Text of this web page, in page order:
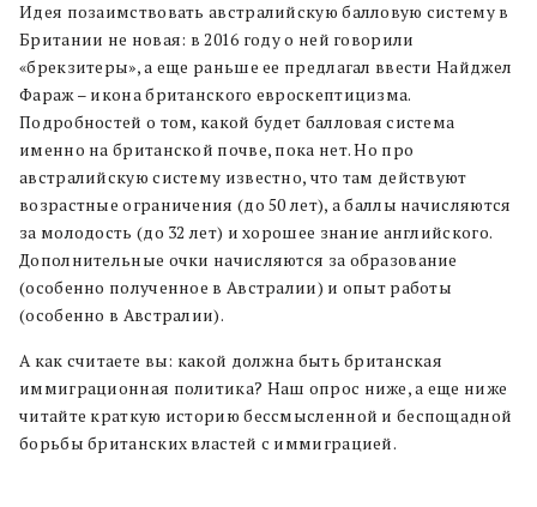
Идея позаимствовать австралийскую балловую систему в
Британии не новая: в 2016 году о ней говорили
«брекзитеры», а еще раньше ее предлагал ввести Найджел
Фараж – икона британского евроскептицизма.
Подробностей о том, какой будет балловая система
именно на британской почве, пока нет. Но про
австралийскую систему известно, что там действуют
возрастные ограничения (до 50 лет), а баллы начисляются
за молодость (до 32 лет) и хорошее знание английского.
Дополнительные очки начисляются за образование
(особенно полученное в Австралии) и опыт работы
(особенно в Австралии).
А как считаете вы: какой должна быть британская
иммиграционная политика? Наш опрос ниже, а еще ниже
читайте краткую историю бессмысленной и беспощадной
борьбы британских властей с иммиграцией.